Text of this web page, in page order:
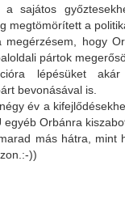
a sajátos
megtömörített a
megérzésem, hogy
pártok
lépésüket
bevonásával is.
év a
egyéb Orbánra
más hátra, mint
))